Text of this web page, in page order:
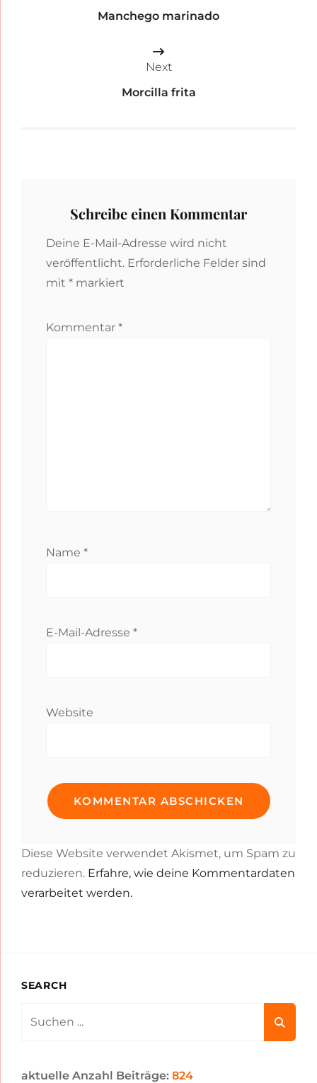
Manchego marinado
Next
Morcilla frita
Schreibe einen Kommentar
Deine E-Mail-Adresse wird nicht
veröffentlicht. Erforderliche Felder sind
mit * markiert
Kommentar *
Name *
E-Mail-Adresse *
Website
Diese Website verwendet Akismet, um Spam zu
reduzieren. Erfahre, wie deine Kommentardaten
verarbeitet werden.
SEARCH
aktuelle Anzahl Beiträge: 824